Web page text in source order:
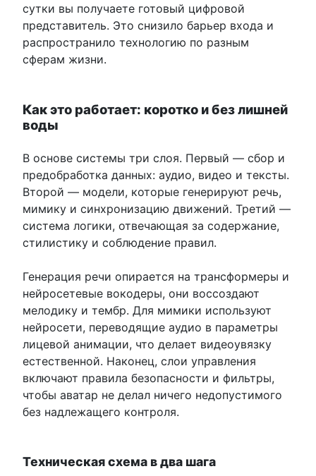
сутки вы получаете готовый цифровой
представитель. Это снизило барьер входа и
распространило технологию по разным
сферам жизни.
Как это работает: коротко и без лишней
воды
В основе системы три слоя. Первый — сбор и
предобработка данных: аудио, видео и тексты.
Второй — модели, которые генерируют речь,
мимику и синхронизацию движений. Третий —
система логики, отвечающая за содержание,
стилистику и соблюдение правил.
Генерация речи опирается на трансформеры и
нейросетевые вокодеры, они воссоздают
мелодику и тембр. Для мимики используют
нейросети, переводящие аудио в параметры
лицевой анимации, что делает видеоувязку
естественной. Наконец, слои управления
включают правила безопасности и фильтры,
чтобы аватар не делал ничего недопустимого
без надлежащего контроля.
Техническая схема в два шага